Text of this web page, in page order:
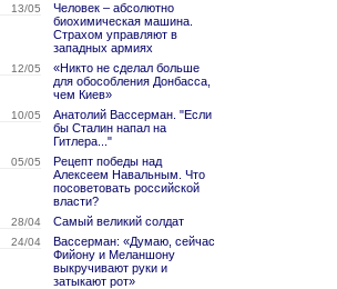
13/05
Человек – абсолютно
биохимическая машина.
Страхом управляют в
западных армиях
12/05
«Никто не сделал больше
для обособления Донбасса,
чем Киев»
10/05
Анатолий Вассерман. "Если
бы Сталин напал на
Гитлера..."
05/05
Рецепт победы над
Алексеем Навальным. Что
посоветовать российской
власти?
28/04 Самый великий солдат
24/04
Вассерман: «Думаю, сейчас
Фийону и Меланшону
выкручивают руки и
затыкают рот»